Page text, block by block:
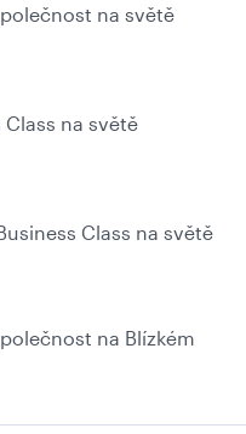
na světě
Class na světě
Class na světě
na Blízkém